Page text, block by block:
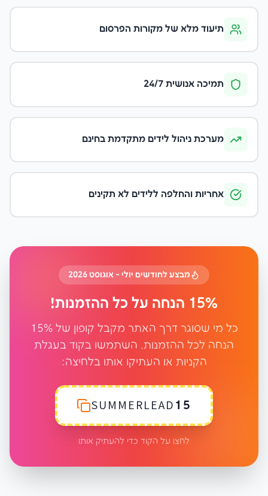
תיעוד מלא של מקורות הפרסום
תמיכה אנושית 24/7
מערכת ניהול לידים מתקדמת בחינם
אחריות והחלפה ללידים לא תקינים
מבצע לחודשים יולי - אוגוסט 2026
15% הנחה על כל ההזמנות!
כל מי שסוגר דרך האתר מקבל קופון של 15%
הנחה לכל ההזמנות. השתמשו בקוד בעגלת
הקניות או העתיקו אותו בלחיצה:
SUMMERLEAD15
לחצו על הקוד כדי להעתיק אותו